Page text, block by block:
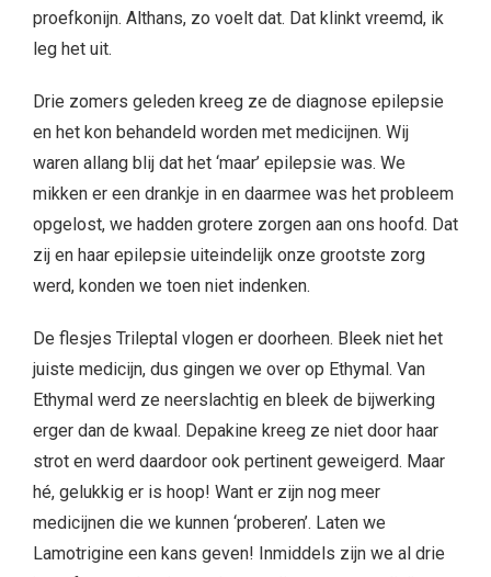
proefkonijn. Althans, zo voelt dat. Dat klinkt vreemd, ik
leg het uit.
Drie zomers geleden kreeg ze de diagnose epilepsie
en het kon behandeld worden met medicijnen. Wij
waren allang blij dat het ‘maar’ epilepsie was. We
mikken er een drankje in en daarmee was het probleem
opgelost, we hadden grotere zorgen aan ons hoofd. Dat
zij en haar epilepsie uiteindelijk onze grootste zorg
werd, konden we toen niet indenken.
De flesjes Trileptal vlogen er doorheen. Bleek niet het
juiste medicijn, dus gingen we over op Ethymal. Van
Ethymal werd ze neerslachtig en bleek de bijwerking
erger dan de kwaal. Depakine kreeg ze niet door haar
strot en werd daardoor ook pertinent geweigerd. Maar
hé, gelukkig er is hoop! Want er zijn nog meer
medicijnen die we kunnen ‘proberen’. Laten we
Lamotrigine een kans geven! Inmiddels zijn we al drie